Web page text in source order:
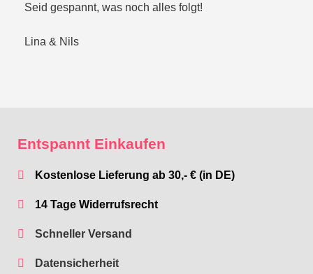
Seid gespannt, was noch alles folgt!
Lina & Nils
Entspannt Einkaufen
Kostenlose Lieferung ab 30,- € (in DE)
14 Tage Widerrufsrecht
Schneller Versand
Datensicherheit